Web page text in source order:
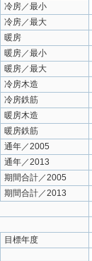
冷房／最小
冷房／最大
暖房
暖房／最小
暖房／最大
冷房木造
冷房鉄筋
暖房木造
暖房鉄筋
通年／2005
通年／2013
期間合計／2005
期間合計／2013
目標年度